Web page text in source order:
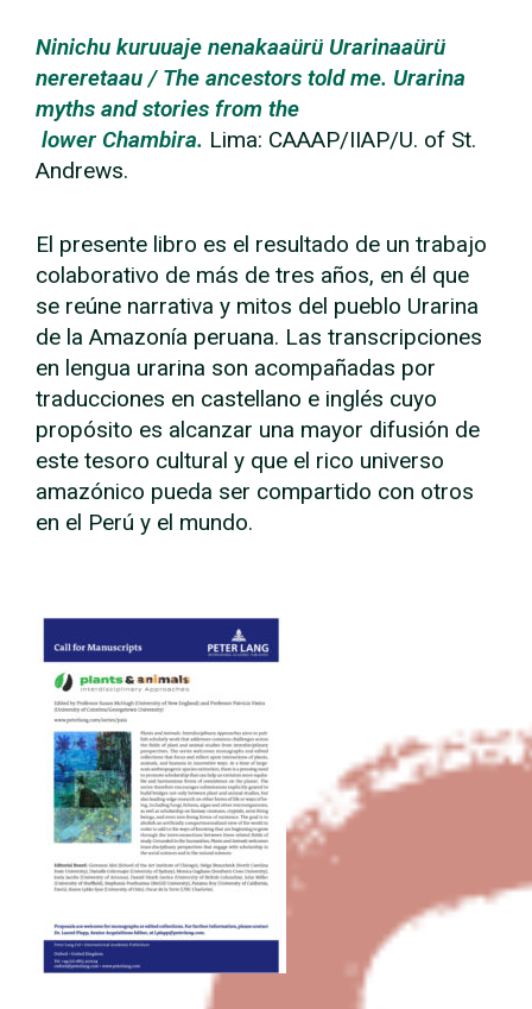
Ninichu kuruuaje nenakaaürü Urarinaaürü
nereretaau / The ancestors told me. Urarina
myths and stories from the
lower Chambira. Lima: CAAAP/IIAP/U. of St.
Andrews.
El presente libro es el resultado de un trabajo
colaborativo de más de tres años, en él que
se reúne narrativa y mitos del pueblo Urarina
de la Amazonía peruana. Las transcripciones
en lengua urarina son acompañadas por
traducciones en castellano e inglés cuyo
propósito es alcanzar una mayor difusión de
este tesoro cultural y que el rico universo
amazónico pueda ser compartido con otros
en el Perú y el mundo.